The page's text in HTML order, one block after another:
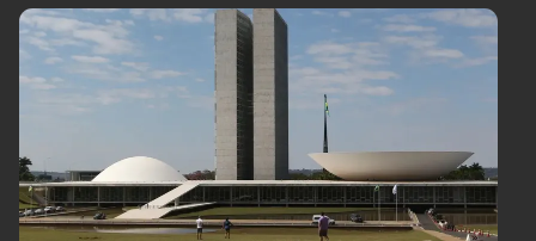
Agronegócios
Brasil
Cinema
Comportamento
Cultura
Economia
Educação
Infraestrutura
Internacional
Meio Ambiente
Podcast
Política
Saúde
Tempo